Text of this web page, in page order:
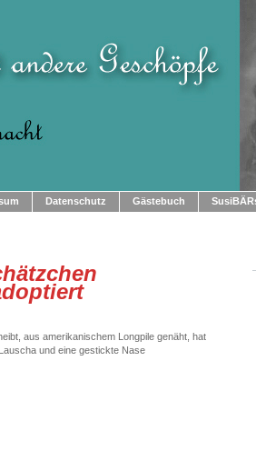
Datenschutz Gästebuch
aus amerikanischem Longpile genäht, hat
und eine gestickte Nase